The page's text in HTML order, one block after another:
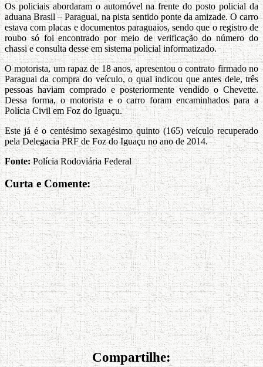
Os policiais abordaram o automóvel na frente do posto policial da
aduana Brasil – Paraguai, na pista sentido ponte da amizade. O carro
estava com placas e documentos paraguaios, sendo que o registro de
roubo só foi encontrado por meio de verificação do número do
chassi e consulta desse em sistema policial informatizado.
O motorista, um rapaz de 18 anos, apresentou o contrato firmado no
Paraguai da compra do veículo, o qual indicou que antes dele, três
pessoas haviam comprado e posteriormente vendido o Chevette.
Dessa forma, o motorista e o carro foram encaminhados para a
Polícia Civil em Foz do Iguaçu.
Este já é o centésimo sexagésimo quinto (165) veículo recuperado
pela Delegacia PRF de Foz do Iguaçu no ano de 2014.
Fonte:Polícia Rodoviária Federal
Curta e Comente:
Compartilhe: